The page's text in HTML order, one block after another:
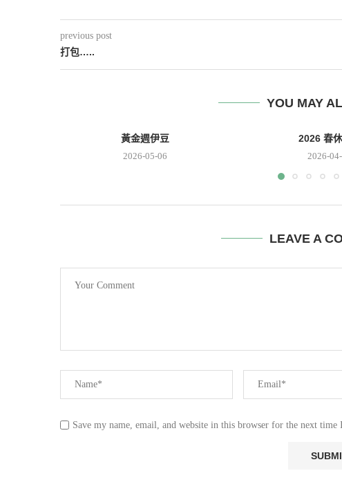
previous post
打包…..
YOU MAY
黃金週伊豆
2026-05-06
2026 春
2026-
LEAVE A
Save my name, email, and website in this browser for the next time